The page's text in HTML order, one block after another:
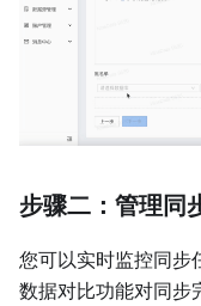
步骤二：管理同
您可以实时监控同步
数据对比功能对同步